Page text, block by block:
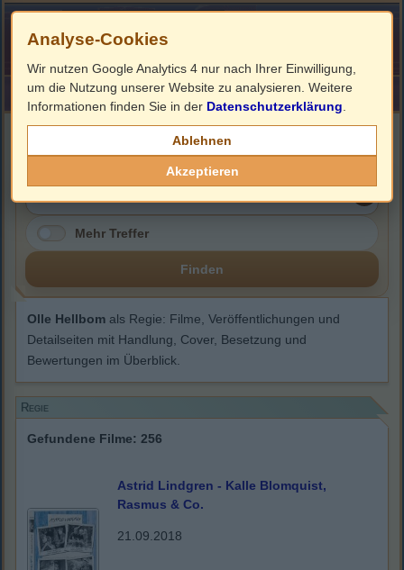
HOME ImpressumLinks
Mehr Treffer
Finden
Olle Hellbom als Regie: Filme, Veröffentlichungen und
Detailseiten mit Handlung, Cover, Besetzung und
Bewertungen im Überblick.
Regie
Gefundene Filme: 256
Astrid Lindgren - Kalle Blomquist,
Rasmus & Co.
21.09.2018
Analyse-Cookies
Wir nutzen Google Analytics 4 nur nach Ihrer Einwilligung,
um die Nutzung unserer Website zu analysieren. Weitere
Informationen finden Sie in der Datenschutzerklärung
Ablehnen
Akzeptieren